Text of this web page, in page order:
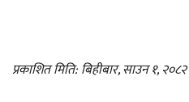
प्रकाशित मिति: बिहीबार, साउन १, २०८२